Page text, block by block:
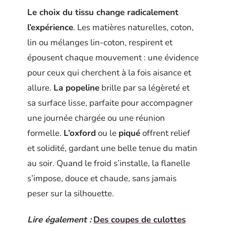
Le choix du tissu change radicalement
l’expérience. Les matières naturelles, coton,
lin ou mélanges lin-coton, respirent et
épousent chaque mouvement : une évidence
pour ceux qui cherchent à la fois aisance et
allure. La popeline brille par sa légèreté et
sa surface lisse, parfaite pour accompagner
une journée chargée ou une réunion
formelle. L’oxford ou le piquéoffrent relief
et solidité, gardant une belle tenue du matin
au soir. Quand le froid s’installe, la flanelle
s’impose, douce et chaude, sans jamais
peser sur la silhouette.
Lire également : Des coupes de culottes